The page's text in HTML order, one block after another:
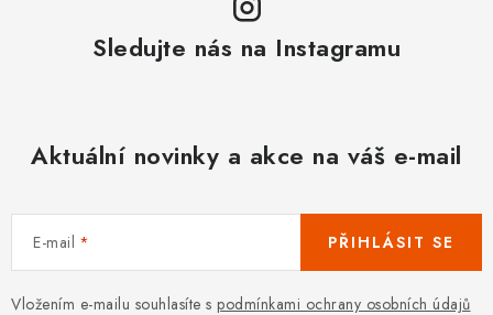
Sledujte nás na Instagramu
Aktuální novinky a akce na váš e-mail
E-mail
Vložením e-mailu souhlasíte s podmínkami ochrany osobních údajů
PŘIHLÁSIT SE